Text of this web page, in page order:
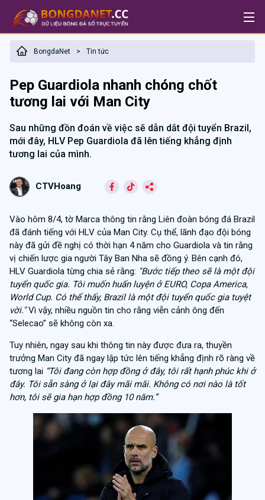
BongdaNet > Tin tức
Pep Guardiola nhanh chóng chốt
tương lai với Man City
Sau những đồn đoán về việc sẽ dẫn dắt đội tuyển Brazil,
mới đây, HLV Pep Guardiola đã lên tiếng khẳng định
tương lai của mình.
CTVHoang
Vào hôm 8/4, tờ Marca thông tin rằng Liên đoàn bóng đá Brazil
đã đánh tiếng với HLV của Man City. Cụ thể, lãnh đạo đội bóng
này đã gửi đề nghị có thời hạn 4 năm cho Guardiola và tin rằng
vị chiến lược gia người Tây Ban Nha sẽ đồng ý. Bên cạnh đó,
HLV Guardiola từng chia sẻ rằng: "Bước tiếp theo sẽ là một đội
tuyển quốc gia. Tôi muốn huấn luyện ở EURO, Copa America,
World Cup. Có thể thấy, Brazil là một đội tuyển quốc gia tuyệt
vời."Vì vậy, nhiều nguồn tin cho rằng viễn cảnh ông đến
“Selecao” sẽ không còn xa.
Tuy nhiên, ngay sau khi thông tin này được đưa ra, thuyền
trưởng Man City đã ngay lập tức lên tiếng khẳng định rõ ràng về
tương lai “Tôi đang còn hợp đồng ở đây, tôi rất hạnh phúc khi ở
đây. Tôi sẵn sàng ở lại đây mãi mãi. Không có nơi nào là tốt
hơn, tôi sẽ gia hạn hợp đồng 10 năm.”